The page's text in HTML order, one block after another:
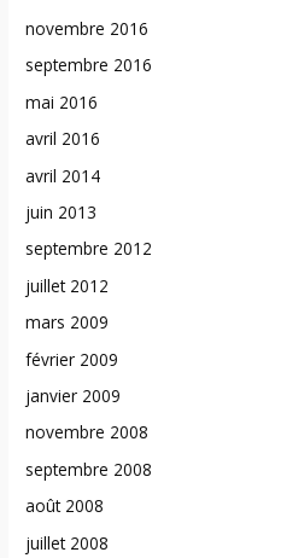
novembre 2016
septembre 2016
mai 2016
avril 2016
avril 2014
juin 2013
septembre 2012
juillet 2012
mars 2009
février 2009
janvier 2009
novembre 2008
septembre 2008
août 2008
juillet 2008